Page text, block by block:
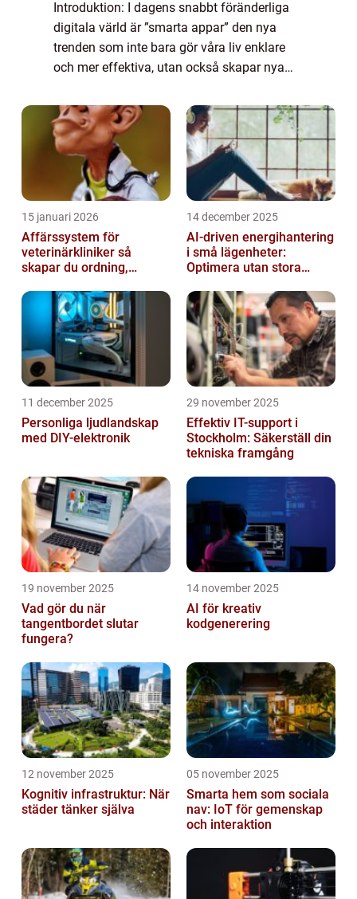
Introduktion: I dagens snabbt föränderliga
digitala värld är ”smarta appar” den nya
trenden som inte bara gör våra liv enklare
och mer effektiva, utan också skapar nya
kommer vi att ge en grund...
15 januari 2026
Affärssystem för
veterinärkliniker så
skapar du ordning,
vård
14 december 2025
AI-driven energihantering
i små lägenheter:
Optimera utan stora
11 december 2025
Personliga ljudlandskap
med DIY-elektronik
29 november 2025
Effektiv IT-support i
Stockholm: Säkerställ din
tekniska framgång
19 november 2025
Vad gör du när
tangentbordet slutar
fungera?
14 november 2025
AI för kreativ
kodgenerering
12 november 2025
Kognitiv infrastruktur: När
städer tänker själva
05 november 2025
Smarta hem som sociala
nav: IoT för gemenskap
och interaktion